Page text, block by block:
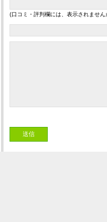
(口コミ・評判欄には、表示されませ